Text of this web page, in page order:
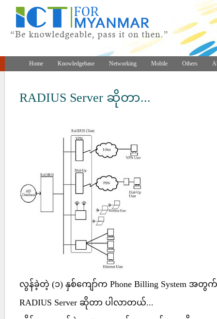
Home Knowledgebase Networking Mobile Others
RADIUS Server ဆိုတာ...
လွန်ခဲ့တဲ့ (၁) နှစ်ကျော်က Phone Billing System အ
RADIUS Server ဆိုတာ ပါလာတယ်...